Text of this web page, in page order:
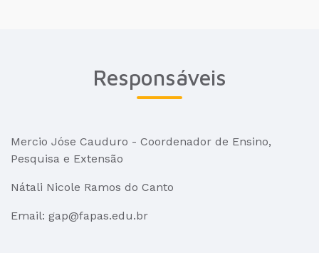
Responsáveis
Mercio Jóse Cauduro - Coordenador de Ensino,
Pesquisa e Extensão
Nátali Nicole Ramos do Canto
Email: gap@fapas.edu.br